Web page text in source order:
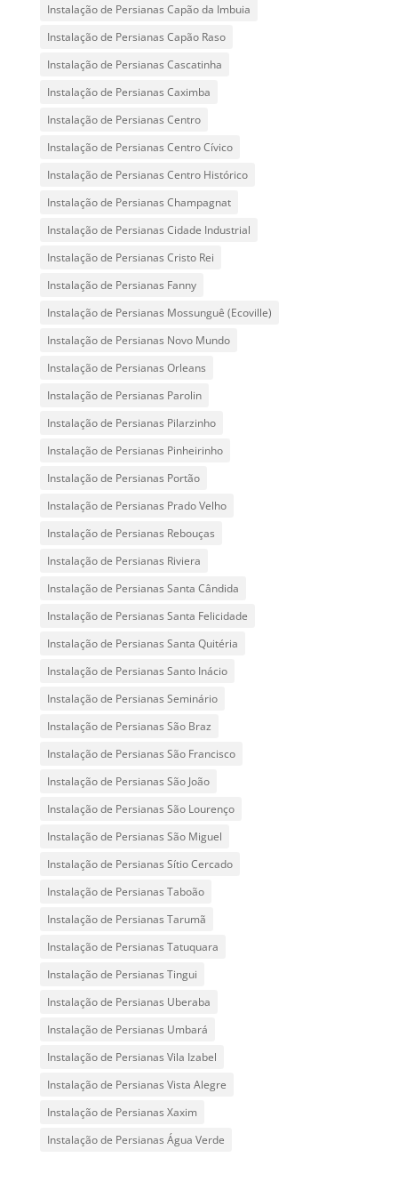
Instalação de Persianas Capão da Imbuia
Instalação de Persianas Capão Raso
Instalação de Persianas Cascatinha
Instalação de Persianas Caximba
Instalação de Persianas Centro
Instalação de Persianas Centro Cívico
Instalação de Persianas Centro Histórico
Instalação de Persianas Champagnat
Instalação de Persianas Cidade Industrial
Instalação de Persianas Cristo Rei
Instalação de Persianas Fanny
Instalação de Persianas Mossunguê (Ecoville)
Instalação de Persianas Novo Mundo
Instalação de Persianas Orleans
Instalação de Persianas Parolin
Instalação de Persianas Pilarzinho
Instalação de Persianas Pinheirinho
Instalação de Persianas Portão
Instalação de Persianas Prado Velho
Instalação de Persianas Rebouças
Instalação de Persianas Riviera
Instalação de Persianas Santa Cândida
Instalação de Persianas Santa Felicidade
Instalação de Persianas Santa Quitéria
Instalação de Persianas Santo Inácio
Instalação de Persianas Seminário
Instalação de Persianas São Braz
Instalação de Persianas São Francisco
Instalação de Persianas São João
Instalação de Persianas São Lourenço
Instalação de Persianas São Miguel
Instalação de Persianas Sítio Cercado
Instalação de Persianas Taboão
Instalação de Persianas Tarumã
Instalação de Persianas Tatuquara
Instalação de Persianas Tingui
Instalação de Persianas Uberaba
Instalação de Persianas Umbará
Instalação de Persianas Vila Izabel
Instalação de Persianas Vista Alegre
Instalação de Persianas Xaxim
Instalação de Persianas Água Verde